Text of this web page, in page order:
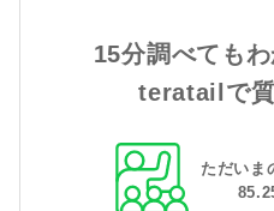
15分調べても
teratailで質
ただいま
85.